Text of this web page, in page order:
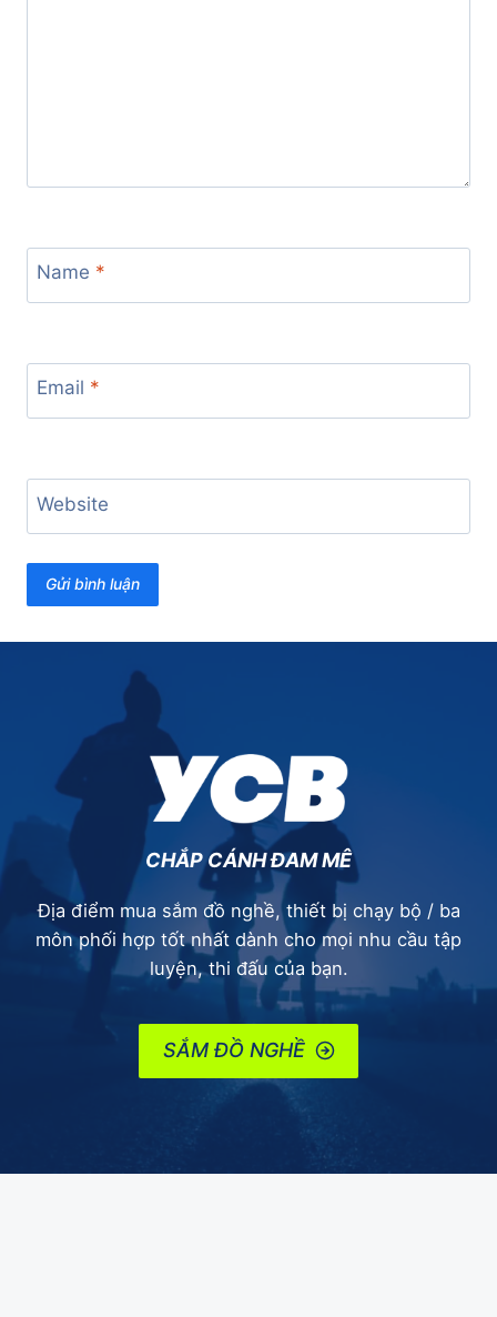
Name *
Email *
Website
CHẮP CÁNH ĐAM MÊ
Địa điểm mua sắm đồ nghề, thiết bị chạy bộ / ba
môn phối hợp tốt nhất dành cho mọi nhu cầu tập
luyện, thi đấu của bạn.
SẮM ĐỒ NGHỀ